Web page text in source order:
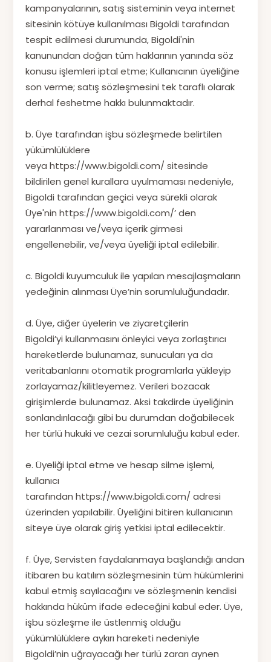
kampanyalarının, satış sisteminin veya internet
sitesinin kötüye kullanılması Bigoldi tarafından
tespit edilmesi durumunda, Bigoldi'nin
kanunundan doğan tüm haklarının yanında söz
konusu işlemleri iptal etme; Kullanıcının üyeliğine
son verme; satış sözleşmesini tek taraflı olarak
derhal feshetme hakkı bulunmaktadır.
b. Üye tarafından işbu sözleşmede belirtilen
yükümlülüklere
veya https://www.bigoldi.com/ sitesinde
bildirilen genel kurallara uyulmaması nedeniyle,
Bigoldi tarafından geçici veya sürekli olarak
Üye'nin https://www.bigoldi.com/’ den
yararlanması ve/veya içerik girmesi
engellenebilir, ve/veya üyeliği iptal edilebilir.
c. Bigoldi kuyumculuk ile yapılan mesajlaşmaların
yedeğinin alınması Üye’nin sorumluluğundadır.
d. Üye, diğer üyelerin ve ziyaretçilerin
Bigoldi’yi kullanmasını önleyici veya zorlaştırıcı
hareketlerde bulunamaz, sunucuları ya da
veritabanlarını otomatik programlarla yükleyip
zorlayamaz/kilitleyemez. Verileri bozacak
girişimlerde bulunamaz. Aksi takdirde üyeliğinin
sonlandırılacağı gibi bu durumdan doğabilecek
her türlü hukuki ve cezai sorumluluğu kabul eder.
e. Üyeliği iptal etme ve hesap silme işlemi,
kullanıcı
tarafından https://www.bigoldi.com/ adresi
üzerinden yapılabilir. Üyeliğini bitiren kullanıcının
siteye üye olarak giriş yetkisi iptal edilecektir.
f. Üye, Servisten faydalanmaya başlandığı andan
itibaren bu katılım sözleşmesinin tüm hükümlerini
kabul etmiş sayılacağını ve sözleşmenin kendisi
hakkında hüküm ifade edeceğini kabul eder. Üye,
işbu sözleşme ile üstlenmiş olduğu
yükümlülüklere aykırı hareketi nedeniyle
Bigoldi’nin uğrayacağı her türlü zararı aynen